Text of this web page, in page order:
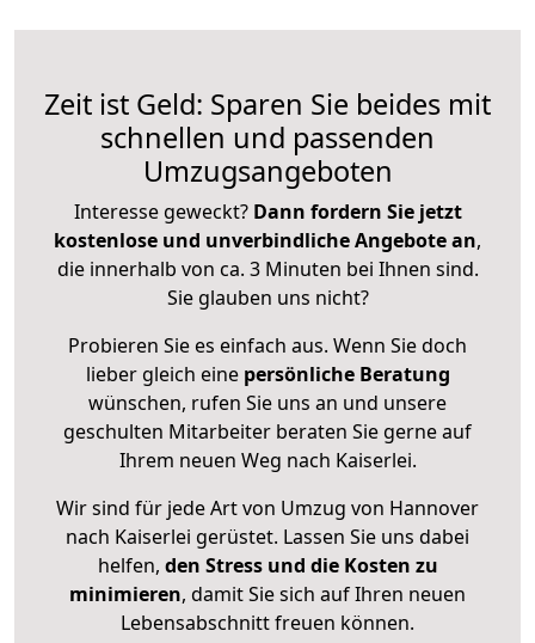
Zeit ist Geld: Sparen Sie beides mit
schnellen und passenden
Umzugsangeboten
Interesse geweckt? Dann fordern Sie jetzt
kostenlose und unverbindliche Angebote an,
die innerhalb von ca. 3 Minuten bei Ihnen sind.
Sie glauben uns nicht?
Probieren Sie es einfach aus. Wenn Sie doch
lieber gleich eine persönliche Beratung
wünschen, rufen Sie uns an und unsere
geschulten Mitarbeiter beraten Sie gerne auf
Ihrem neuen Weg nach Kaiserlei.
Wir sind für jede Art von Umzug von Hannover
nach Kaiserlei gerüstet. Lassen Sie uns dabei
helfen, den Stress und die Kosten zu
minimieren, damit Sie sich auf Ihren neuen
Lebensabschnitt freuen können.